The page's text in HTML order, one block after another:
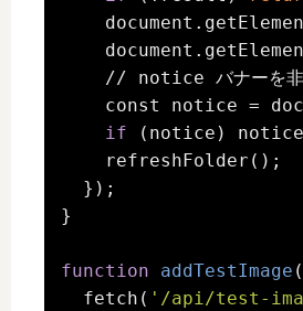
// notice バナーを非
const notice =
if (notice)
    refreshFolder();
  });
}
function addTestImage
  fetch(
'/api/test-